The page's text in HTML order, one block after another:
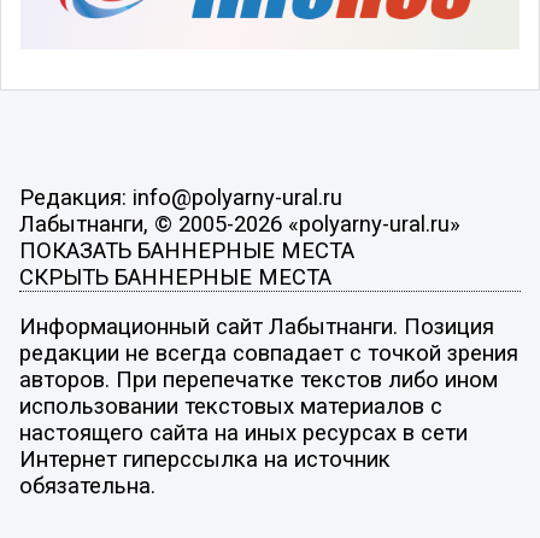
Редакция: info@polyarny-ural.ru
Лабытнанги, © 2005-2026 «polyarny-ural.ru»
ПОКАЗАТЬ БАННЕРНЫЕ МЕСТА
СКРЫТЬ БАННЕРНЫЕ МЕСТА
Информационный сайт Лабытнанги. Позиция
редакции не всегда совпадает с точкой зрения
авторов. При перепечатке текстов либо ином
использовании текстовых материалов с
настоящего сайта на иных ресурсах в сети
Интернет гиперссылка на источник
обязательна.